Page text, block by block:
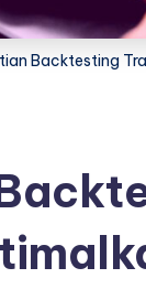
Backtesting